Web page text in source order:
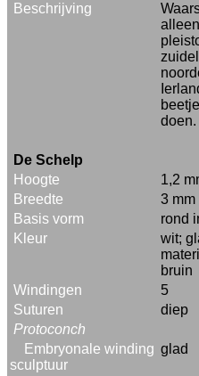
Beschrijving
doen.
De Schelp
Hoogte
1,2
Breedte
3 mm
Basis vorm
rond
Kleur
wit;
bruin
Windingen
5
Suturen
diep
Protoconch
Embryonale winding
sculptuur
glad